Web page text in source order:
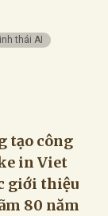
thái AI
tạo công
in Viet
giới thiệu
80 năm